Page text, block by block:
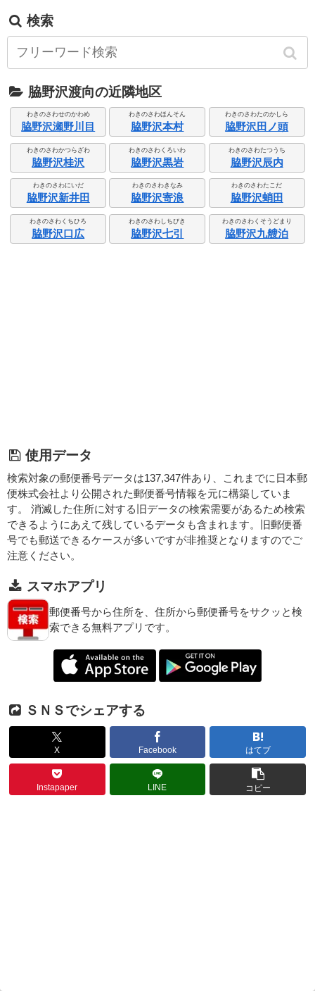
検索
脇野沢渡向の近隣地区
わきのさわせのかわめ
脇野沢瀬野川目
わきのさわほんそん
脇野沢本村
わきのさわたのかしら
脇野沢田ノ頭
わきのさわかつらざわ
脇野沢桂沢
わきのさわくろいわ
脇野沢黒岩
わきのさわたつうち
脇野沢辰内
わきのさわにいだ
脇野沢新井田
わきのさわきなみ
脇野沢寄浪
わきのさわたこだ
脇野沢蛸田
わきのさわくちひろ
脇野沢口広
わきのさわしちびき
脇野沢七引
わきのさわくそうどまり
脇野沢九艘泊
使用データ
検索対象の郵便番号データは137,347件あり、これまでに日本郵
便株式会社より公開された郵便番号情報を元に構築していま
す。 消滅した住所に対する旧データの検索需要があるため検索
できるようにあえて残しているデータも含まれます。旧郵便番
号でも郵送できるケースが多いですが非推奨となりますのでご
注意ください。
スマホアプリ
郵便番号から住所を、住所から郵便番号をサクッと検
索できる無料アプリです。
ＳＮＳでシェアする
X Facebook はてブ
Instapaper LINE コピー